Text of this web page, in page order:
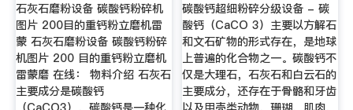
石灰石磨粉设备 碳酸钙粉碎机
图片 200目的重钙粉立磨机雷
蒙 石灰石磨粉设备 碳酸钙粉碎
机图片 200 目的重钙粉立磨机
雷蒙磨 在线： 物料介绍 石灰石
主要成分是碳酸钙
碳酸钙超细粉碎分级设备 - 碳
酸钙（CaCO 3）主要以方解石
和文石矿物的形式存在，是地球
上普遍的化合物之一。碳酸钙不
仅是大理石，石灰石和白云石的
主要成分，还存在于骨骼和牙齿